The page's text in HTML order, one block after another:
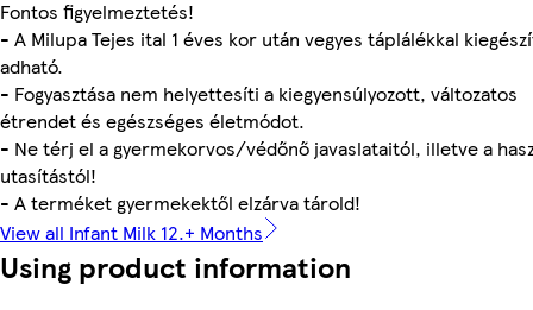
Fontos figyelmeztetés!
- A Milupa Tejes ital 1 éves kor után vegyes táplálékkal
adható.
- Fogyasztása nem helyettesíti a kiegyensúlyozott, változatos
étrendet és egészséges életmódot.
- Ne térj el a gyermekorvos/védőnő javaslataitól, illetve a
utasítástól!
- A terméket gyermekektől elzárva tárold!
View all Infant Milk 12.+ Months
Using product information